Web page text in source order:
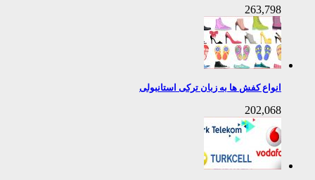
263,798
انواع کفش ها به زبان ترکی استانبولی
202,068